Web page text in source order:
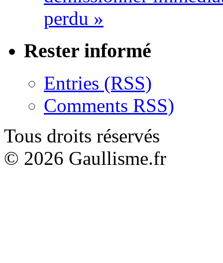
perdu »
Rester informé
Entries (RSS)
Comments RSS)
Tous droits réservés
© 2026 Gaullisme.fr